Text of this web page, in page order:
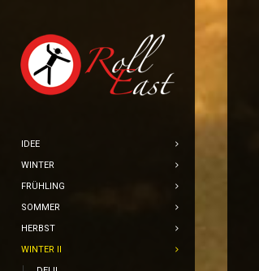
IDEE
WINTER
FRÜHLING
SOMMER
HERBST
WINTER II